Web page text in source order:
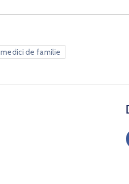
medici de familie